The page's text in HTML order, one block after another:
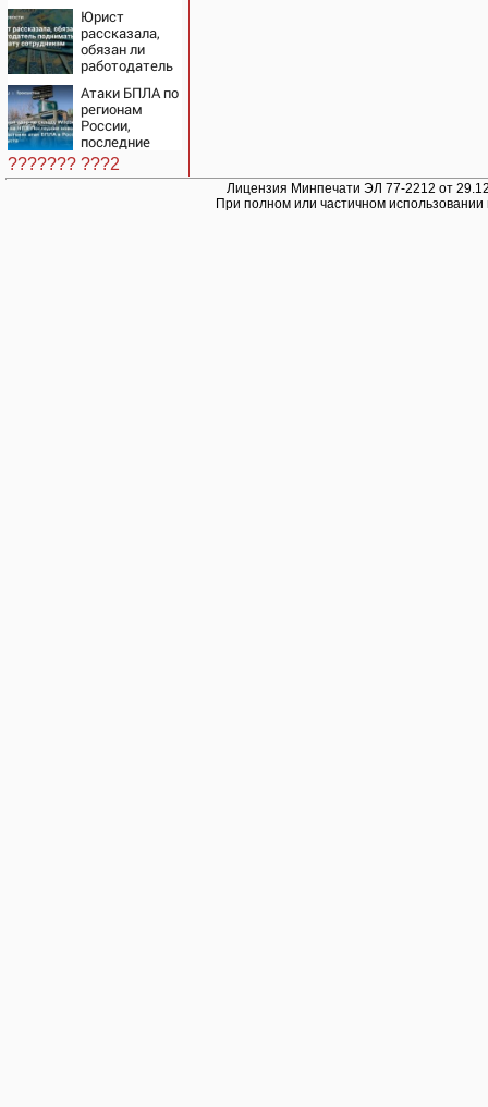
Юрист
рассказала,
обязан ли
работодатель
зарплату
сотрудникам
Атаки БПЛА по
регионам
России,
последние
новости на 7
августа 2026:
??????? ???2
Лицензия Минпечати ЭЛ 77-2212 от
При полном или частичном